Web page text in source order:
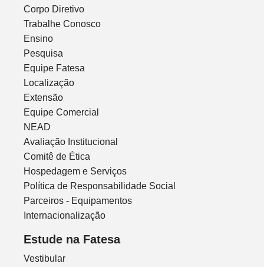
Corpo Diretivo
Trabalhe Conosco
Ensino
Pesquisa
Equipe Fatesa
Localização
Extensão
Equipe Comercial
NEAD
Avaliação Institucional
Comitê de Ética
Hospedagem e Serviços
Política de Responsabilidade Social
Parceiros - Equipamentos
Internacionalização
Estude na Fatesa
Vestibular